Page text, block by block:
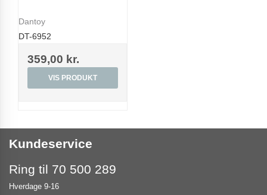
Dantoy
DT-6952
359,00 kr.
VIS PRODUKT
Kundeservice
Ring til 70 500 289
Hverdage 9-16